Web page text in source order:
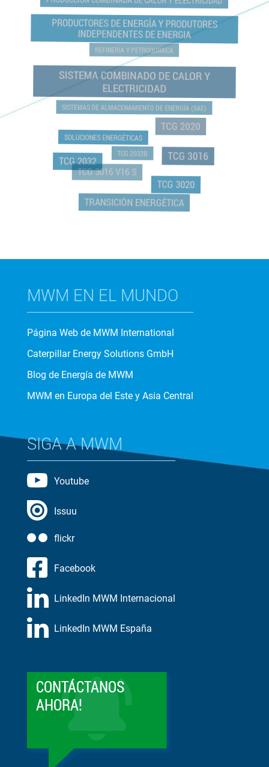
PRODUCTORES DE ENERGÍA Y PRODUTORES
INDEPENDENTES DE ENERGIA
REFINERÍA Y PETROQUIMICA
SISTEMA COMBINADO DE CALOR Y
ELECTRICIDAD
SISTEMAS DE ALMACENAMIENTO DE ENERGÍA (SAE)
SOLUCIONES ENERGÉTICAS
TCG 2020
TCG 2032
TCG 2032B TCG 3016
TCG 3016 V16 S
TCG 3020
TRANSICIÓN ENERGÉTICA
MWM EN EL MUNDO
Página Web de MWM International
Caterpillar Energy Solutions GmbH
Blog de Energía de MWM
MWM en Europa del Este y Asia Central
SIGA A MWM
Youtube
Issuu
flickr
Facebook
LinkedIn MWM Internacional
LinkedIn MWM España
CONTÁCTANOS
AHORA!